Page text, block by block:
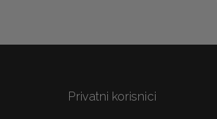
Privatni korisnici